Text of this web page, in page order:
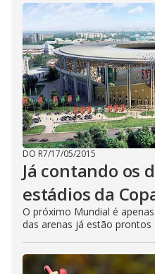
DO R7/17/05/2015
Já contando os
estádios da
O próximo Mundial é
das arenas já estão prontos